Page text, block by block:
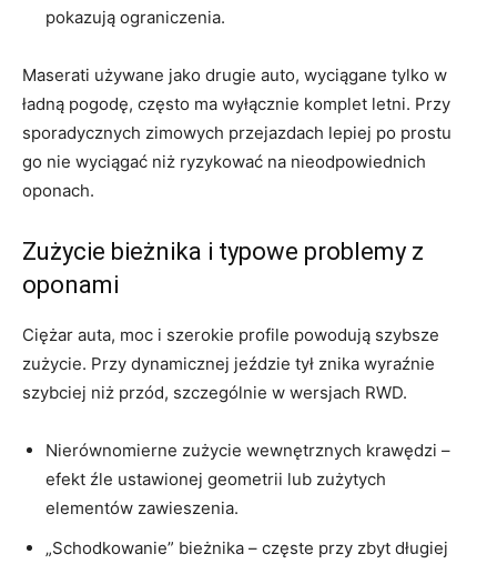
pokazują ograniczenia.
Maserati używane jako drugie auto, wyciągane tylko w
ładną pogodę, często ma wyłącznie komplet letni. Przy
sporadycznych zimowych przejazdach lepiej po prostu
go nie wyciągać niż ryzykować na nieodpowiednich
oponach.
Zużycie bieżnika i typowe problemy z
oponami
Ciężar auta, moc i szerokie profile powodują szybsze
zużycie. Przy dynamicznej jeździe tył znika wyraźnie
szybciej niż przód, szczególnie w wersjach RWD.
Nierównomierne zużycie wewnętrznych krawędzi –
efekt źle ustawionej geometrii lub zużytych
elementów zawieszenia.
„Schodkowanie” bieżnika – częste przy zbyt długiej